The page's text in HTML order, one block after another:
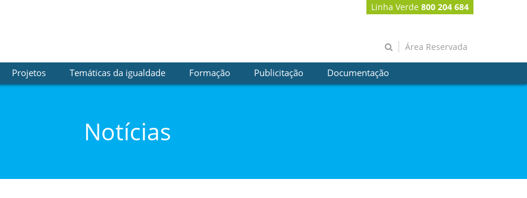
Linha Verde 800 204 684
Área Reservada
Projetos Temáticas da igualdade Formação Publicitação Documentação
Notícias